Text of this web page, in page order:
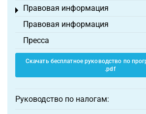
Правовая информация
Toggle menu
Правовая информация
Пресса
Скачать бесплатное руководство по
.pdf
Руководство по налогам: